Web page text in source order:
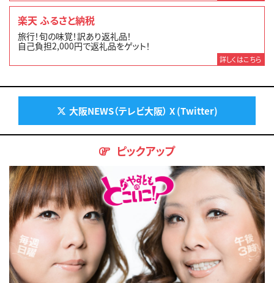
楽天 ふるさと納税
旅行！旬の味覚！訳あり返礼品！
自己負担2,000円で返礼品をゲット！
詳しくはこちら
大阪NEWS（テレビ大阪） X (Twitter)
ピックアップ